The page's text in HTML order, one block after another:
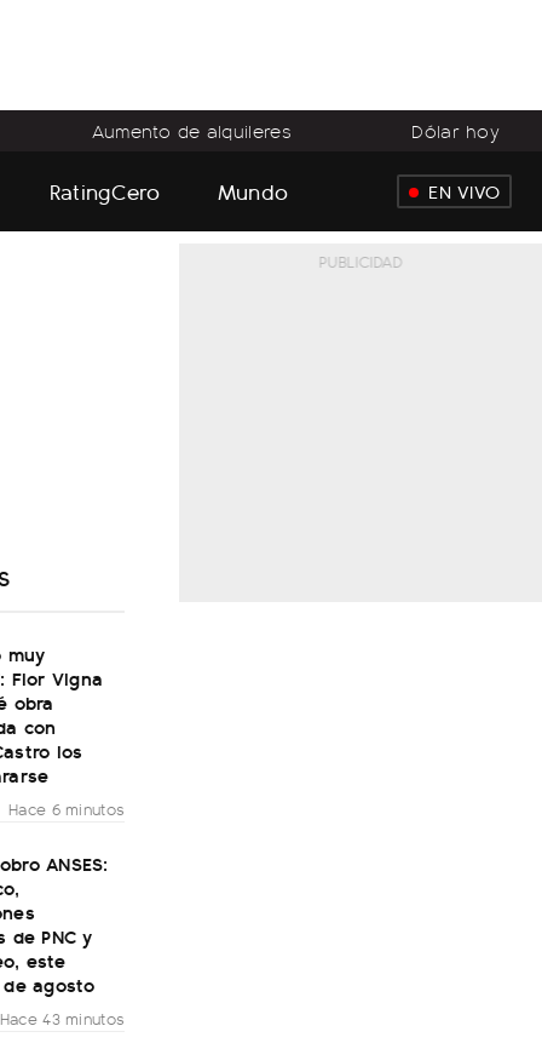
Aumento de alquileres Dólar hoy
RatingCero Mundo EN VIVO
muy
Flor Vigna
obra
con
los
Hace 6 minutos
ANSES:
de PNC y
este
agosto
Hace 43 minutos